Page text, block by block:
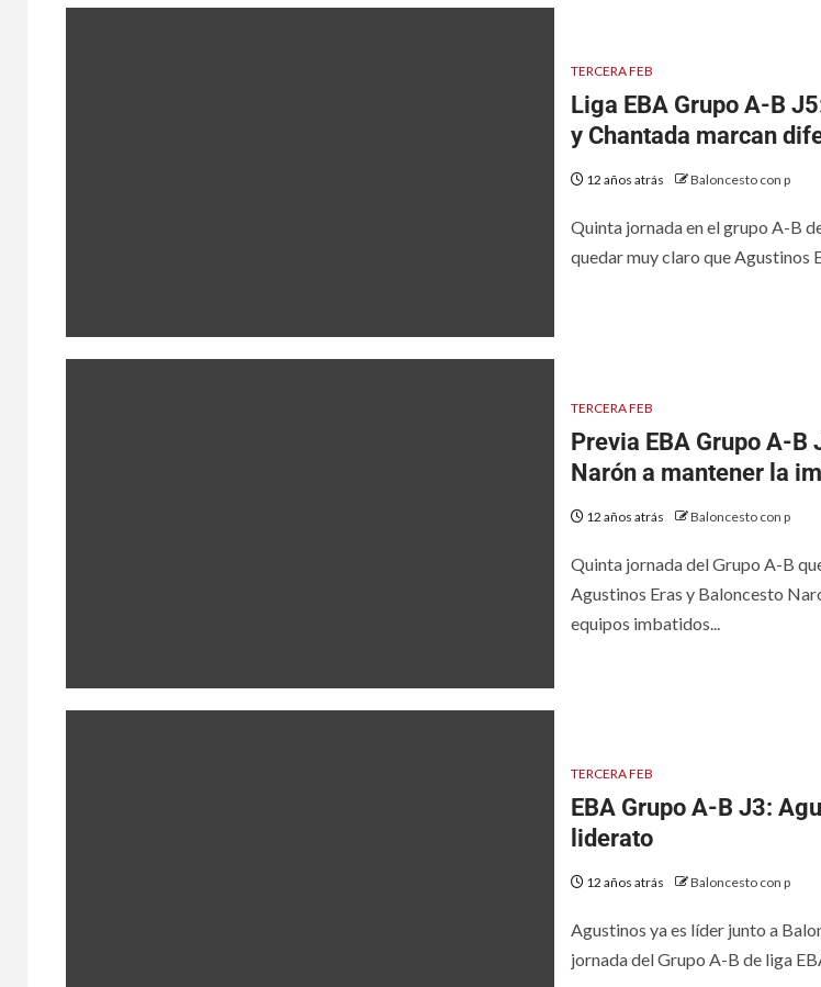
TERCERA FEB
Liga EBA Grupo A-B
y Chantada marcan
12 años atrás Baloncesto con p
Quinta jornada en el grupo A-B
quedar muy claro que Agustinos
TERCERA FEB
Previa EBA Grupo A-B
Narón a mantener la
12 años atrás Baloncesto con p
Quinta jornada del Grupo A-B
Agustinos Eras y Baloncesto
equipos imbatidos...
TERCERA FEB
EBA Grupo A-B J3:
liderato
12 años atrás Baloncesto con p
Agustinos ya es líder junto a
jornada del Grupo A-B de liga